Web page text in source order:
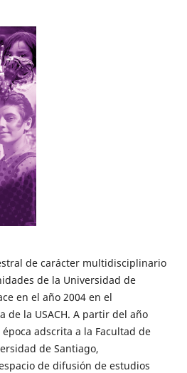
de carácter multidisciplinario
de la Universidad de
en el año 2004 en el
de la USACH. A partir del año
adscrita a la Facultad de
de Santiago,
de difusión de estudios